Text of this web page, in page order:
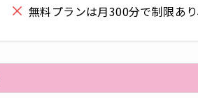
無料プランは月300分で制限あ